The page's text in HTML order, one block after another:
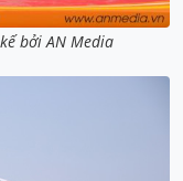
bởi AN Media